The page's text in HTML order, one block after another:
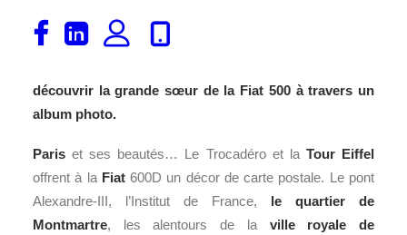
La Fiat 600D engagée dans le
prépare àParis
, sur les routes des Yvelines et de
découvrir la grande sœur de la Fiat 500 à travers un
album photo.
Paris et ses beautés… Le Trocadéro et la Tour Eiffel
offrent à la Fiat600D un décor de carte postale. Le pont
Alexandre-III, l’Institut de France, le quartier de
Montmartre, les alentours de la ville royale de